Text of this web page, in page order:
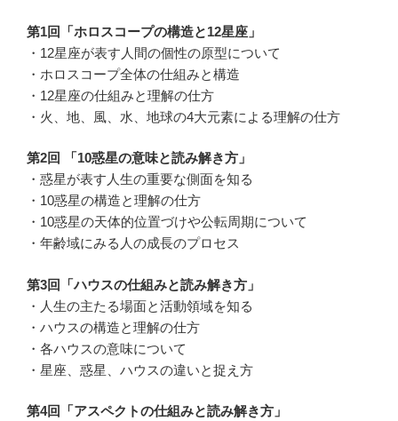
第1回「ホロスコープの構造と12星座」
・12星座が表す人間の個性の原型について
・ホロスコープ全体の仕組みと構造
・12星座の仕組みと理解の仕方
・火、地、風、水、地球の4大元素による理解の仕方
第2回 「10惑星の意味と読み解き方」
・惑星が表す人生の重要な側面を知る
・10惑星の構造と理解の仕方
・10惑星の天体的位置づけや公転周期について
・年齢域にみる人の成長のプロセス
第3回「ハウスの仕組みと読み解き方」
・人生の主たる場面と活動領域を知る
・ハウスの構造と理解の仕方
・各ハウスの意味について
・星座、惑星、ハウスの違いと捉え方
第4回「アスペクトの仕組みと読み解き方」